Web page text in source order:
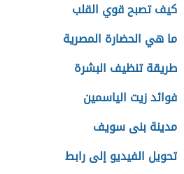
كيف تصبح قوي القلب
ما هي الحضارة المصرية
طريقة تنظيف البشرة
فوائد زيت الياسمين
مدينة بنى سويف
تحويل الفيديو إلى رابط